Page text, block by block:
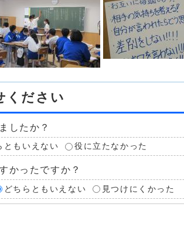
ください
したか？
ともいえない 役に立たなかった
かったですか？
どちらともいえない 見つけにくかった